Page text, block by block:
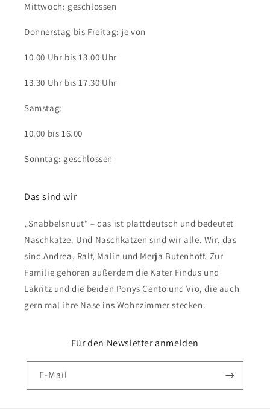
Mittwoch: geschlossen
Donnerstag bis Freitag: je von
10.00 Uhr bis 13.00 Uhr
13.30 Uhr bis 17.30 Uhr
Samstag:
10.00 bis 16.00
Sonntag: geschlossen
Das sind wir
„Snabbelsnuut“ – das ist plattdeutsch und bedeutet
Naschkatze. Und Naschkatzen sind wir alle. Wir, das
sind Andrea, Ralf, Malin und Merja Butenhoff. Zur
Familie gehören außerdem die Kater Findus und
Lakritz und die beiden Ponys Cento und Vio, die auch
gern mal ihre Nase ins Wohnzimmer stecken.
Für den Newsletter anmelden
E-Mail